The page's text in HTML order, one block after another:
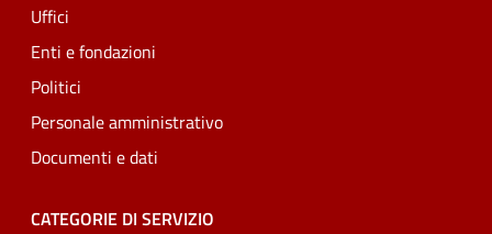
Uffici
Enti e fondazioni
Politici
Personale amministrativo
Documenti e dati
CATEGORIE DI SERVIZIO